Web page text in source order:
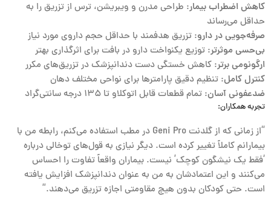
کاهش اضطراب بیمار: طراحی مدرن و ویبریشن، ترس از تزریق را به
حداقل می‌رساند
صرفه‌جویی در دارو: تزریق هدفمند با حداقل حجم داروی مورد نیاز
بی‌حسی موثرتر: توزیع یکنواخت دارو در بافت برای اثرگذاری بهتر
ارگونومی برتر: کاهش خستگی دست دندانپزشک در تزریق‌های مکرر
کنترل کامل: تنظیم دقیق پارامترها برای نواحی مختلف دهان
ضدعفونی آسان: تمام قطعات قابل اتوکلاو تا ۱۳۵ درجه سانتی‌گراد
تجربه همکاران:
“از زمانی که از گلدنت Geni Pro در مطب استفاده می‌کنم، رابطه من با
بیمارانم کاملاً تغییر کرده است. دیگر نیازی به قول‌های توخالی درباره
‘فقط یک نیشگون کوچک’ نیست. بیماران واقعاً تفاوت را احساس
می‌کنند و این اعتمادشان به من به عنوان دندانپزشک افزایش یافته
است. حتی کودکان بدون هیچ مقاومتی اجازه تزریق می‌دهند.”